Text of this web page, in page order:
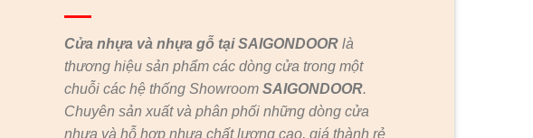
Cửa nhựa và nhựa gỗ tại SAIGONDOOR là
thương hiệu sản phẩm các dòng cửa trong một
chuỗi các hệ thống ShowroomSAIGONDOOR.
Chuyên sản xuất và phân phối những dòng cửa
nhựa và hỗ hợp nhựa chất lượng cao, giá thành rẻ